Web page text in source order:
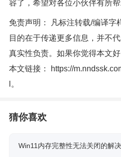
容了，希望对各位小伙伴有所帮
免责声明： 凡标注转载/编译字
目的在于传递更多信息，并不
真实性负责。如果你觉得本文
本文链接：
https://
。
猜你喜欢
Win11内存完整性无法关闭的解